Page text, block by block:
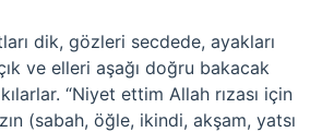
dik, gözleri secdede, ayakları
ve elleri aşağı doğru bakacak
“Niyet ettim Allah rızası için
(sabah, öğle, ikindi, akşam, yatsı